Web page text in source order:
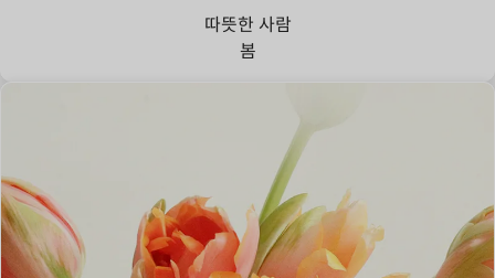
따뜻한 사람
봄